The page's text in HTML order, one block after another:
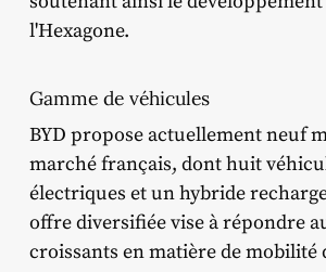
l'Hexagone.
Gamme de véhicules
BYD propose actuellement neuf
marché français, dont huit
électriques et un hybride
offre diversifiée vise à répondre
croissants en matière de mobilité